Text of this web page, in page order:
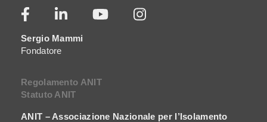
Sergio Mammi
Fondatore
Regolamento ANIT
Statuto ANIT
ANIT – Associazione Nazionale per l’Isolamento